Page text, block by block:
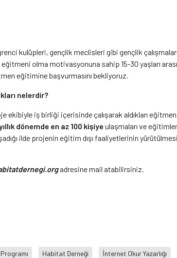
kulüpleri, gençlik meclisleri gibi gençlik
olma motivasyonuna sahip 15-30 yaşları
eğitimine başvurmasını bekliyoruz.
nelerdir?
ekibiyle iş birliği içerisinde çalışarak aldıkları
dönemde en az 100 kişiye ulaşmaları ve
ilde projenin eğitim dışı faaliyetlerinin
adresine mail atabilirsiniz.
Habitat Derneği
İnternet Okur Yazarlığı